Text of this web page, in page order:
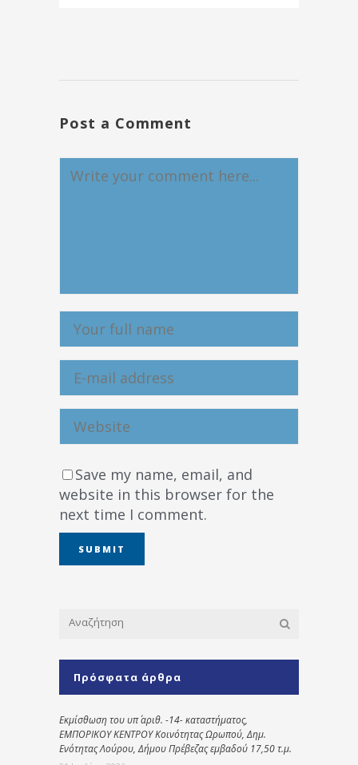
Post a Comment
Save my name, email, and
website in this browser for the
next time I comment.
Πρόσφατα άρθρα
Εκμίσθωση του υπ΄ αριθ. -14- καταστήματος,
ΕΜΠΟΡΙΚΟΥ ΚΕΝΤΡΟΥ Κοινότητας Ωρωπού, Δημ.
Ενότητας Λούρου, Δήμου Πρέβεζας εμβαδού 17,50 τ.μ.